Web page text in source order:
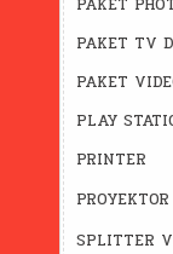
PAKET
PAKET TV
PAKET
PLAY
PRINTER
PROYEKTOR
SPLITTER